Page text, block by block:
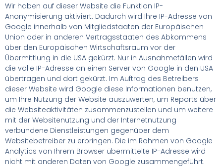
Wir haben auf dieser Website die Funktion IP-
Anonymisierung aktiviert. Dadurch wird Ihre IP-Adresse von
Google innerhalb von Mitgliedstaaten der Europäischen
Union oder in anderen Vertragsstaaten des Abkommens
über den Europäischen Wirtschaftsraum vor der
Übermittlung in die USA gekürzt. Nur in Ausnahmefällen wird
die volle IP-Adresse an einen Server von Google in den USA
übertragen und dort gekürzt. Im Auftrag des Betreibers
dieser Website wird Google diese Informationen benutzen,
um Ihre Nutzung der Website auszuwerten, um Reports über
die Websiteaktivitäten zusammenzustellen und um weitere
mit der Websitenutzung und der Internetnutzung
verbundene Dienstleistungen gegenüber dem
Websitebetreiber zu erbringen. Die im Rahmen von Google
Analytics von Ihrem Browser übermittelte IP-Adresse wird
nicht mit anderen Daten von Google zusammengeführt.